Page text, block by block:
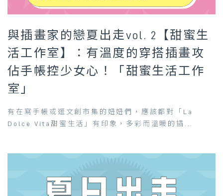
與插畫家的戀夏出走vol. 2【甜蜜生
活工作室】：有溫度的穿搭插畫攻
佔手帳控少女心！「甜蜜生活工作
室」
有在寫手帳或逛文創市集的妞妞們，應該都對「La
Dolce Vita甜蜜生活」有印象，多彩而溫暖的插...